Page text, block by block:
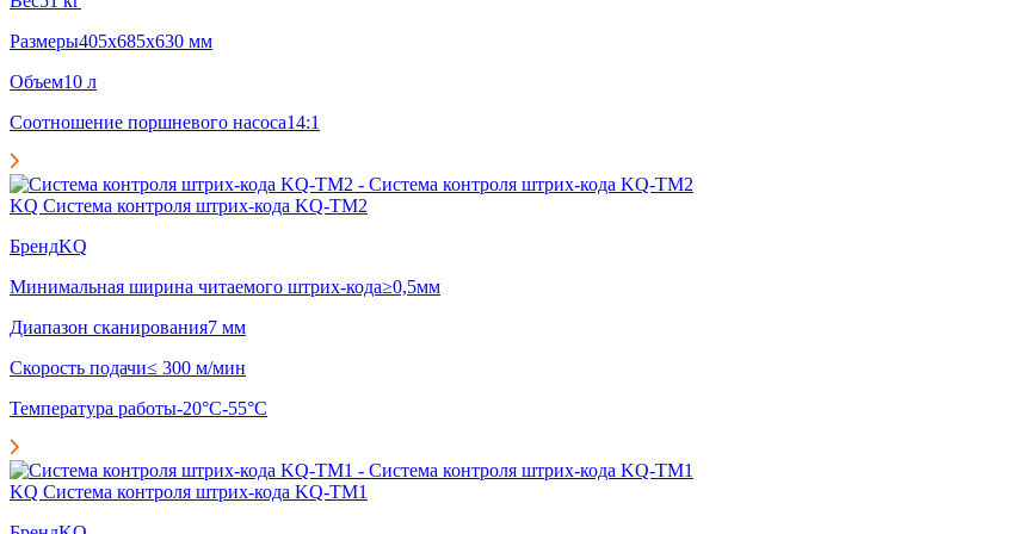
Размеры405x685x630 мм
Объем10 л
Соотношение поршневого насоса14:1
KQ Система контроля штрих-кода KQ-TM2
БрендKQ
Минимальная ширина читаемого штрих-кода≥0,5мм
Диапазон сканирования7 мм
Скорость подачи≤ 300 м/мин
Температура работы-20°С-55°С
KQ Система контроля штрих-кода KQ-TM1